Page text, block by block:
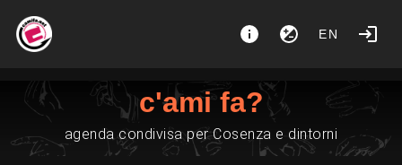
EN
c'ami fa?
agenda condivisa per Cosenza e dintorni